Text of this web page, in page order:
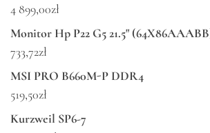
4 899,00zł
Monitor Hp P22 G5 21.5"
733,72zł
MSI PRO B660M-P DDR4
519,50zł
Kurzweil SP6-7